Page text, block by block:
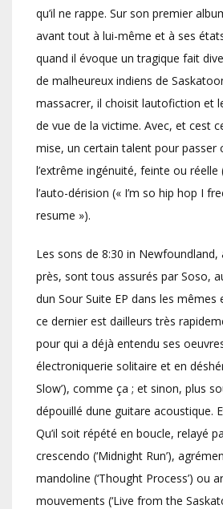
qu’il ne rappe. Sur son premier
avant tout à lui-même et à ses
quand il évoque un tragique fait
de malheureux indiens de
massacrer, il choisit lautofiction et
de vue de la victime. Avec, et cest
mise, un certain talent pour passer
l’extrême ingénuité, feinte ou
l’auto-dérision (« I’m so hip hop I
resume »).
Les sons de 8:30 in Newfoundland,
près, sont tous assurés par Soso,
dun Sour Suite EP dans les
ce dernier est dailleurs très
pour qui a déjà entendu ses
électroniquerie solitaire et en
Slow’), comme ça ; et sinon, plus
dépouillé dune guitare acoustique.
Qu’il soit répété en boucle, relayé
crescendo (‘Midnight Run’),
mandoline (‘Thought Process’) ou
mouvements (‘Live from the